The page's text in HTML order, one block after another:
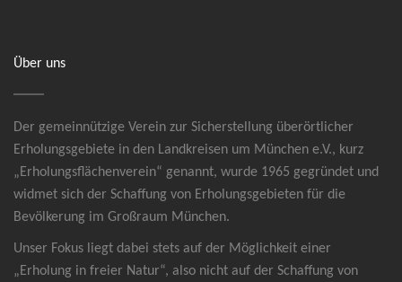
Über uns
Der gemeinnützige Verein zur Sicherstellung überörtlicher
Erholungsgebiete in den Landkreisen um München e.V., kurz
„Erholungsflächenverein“ genannt, wurde 1965 gegründet und
widmet sich der Schaffung von Erholungsgebieten für die
Bevölkerung im Großraum München.
Unser Fokus liegt dabei stets auf der Möglichkeit einer
„Erholung in freier Natur“, also nicht auf der Schaffung von